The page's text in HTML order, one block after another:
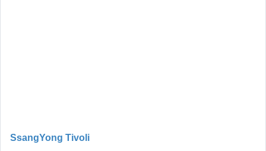
SsangYong Tivoli